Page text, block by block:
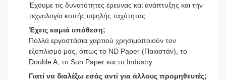
Έχουμε τις δυνατότητες έρευνας και ανάπτυξης και την
τεχνολογία κοπής υψηλής ταχύτητας.
Έχεις καμιά υπόθεση;
Πολλά εργοστάσια χαρτιού χρησιμοποιούν τον
εξοπλισμό μας, όπως το ND Paper (Πακιστάν), το
Double A, το Sun Paper και το Industry.
Γιατί να διαλέξω εσάς αντί για άλλους προμηθευτές;